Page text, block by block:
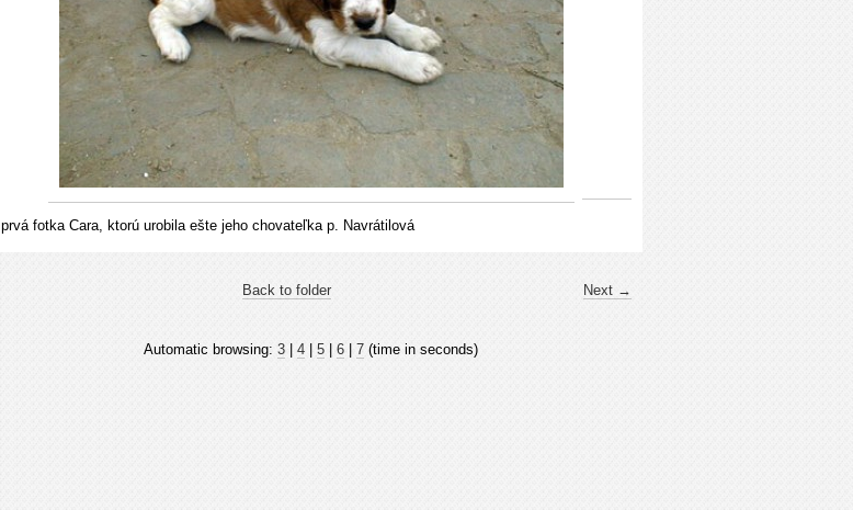
prvá fotka Cara, ktorú urobila ešte jeho chovateľka p. Navrátilová
Next →
Back to folder
Automatic browsing: 3 4 5 6 7 (time in seconds)